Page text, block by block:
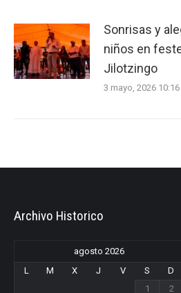
Sonrisas y
niños en
Jilotzingo
3 mayo, 2026
Archivo Historico
agosto 2026
L
M X J V S
D
1
2